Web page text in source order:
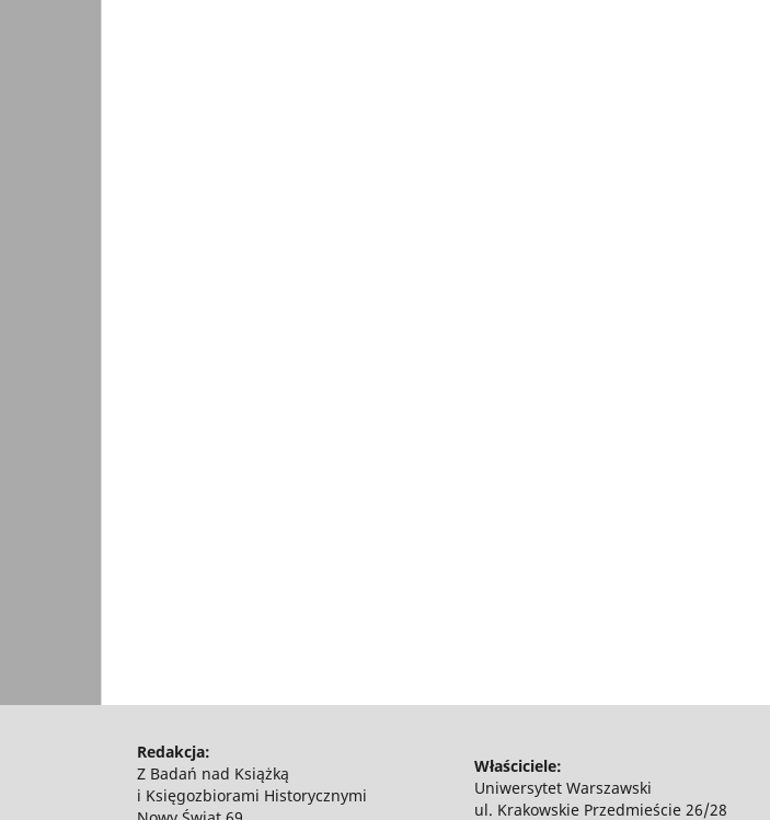
Redakcja:
Z Badań nad Książką
i Księgozbiorami Historycznymi
Właściciele:
Uniwersytet Warszawski
ul. Krakowskie Przedmieście 26/28